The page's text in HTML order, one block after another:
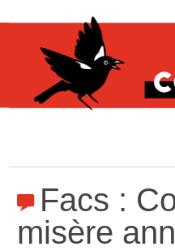
Facs :
misère